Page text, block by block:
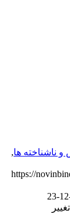
ناشناخته ها,
https://
2017-12-23